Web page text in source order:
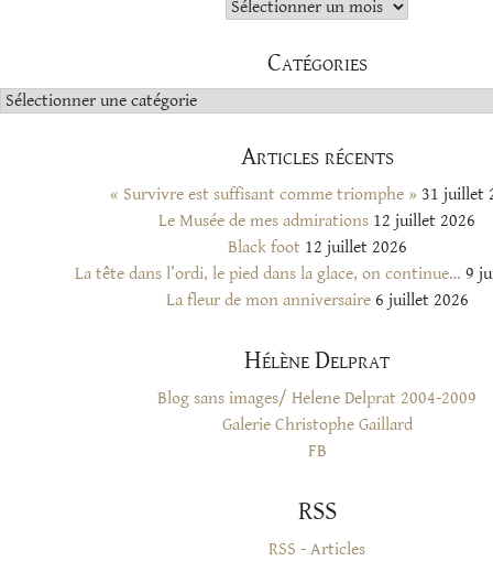
Archives
Catégories
Catégories
Articles récents
« Survivre est suffisant comme triomphe » 31 juillet
Le Musée de mes admirations 12 juillet 2026
Black foot 12 juillet 2026
La tête dans l’ordi, le pied dans la glace, on continue… 9
La fleur de mon anniversaire 6 juillet 2026
Hélène Delprat
Blog sans images/ Helene Delprat 2004-2009
Galerie Christophe Gaillard
FB
RSS
RSS - Articles